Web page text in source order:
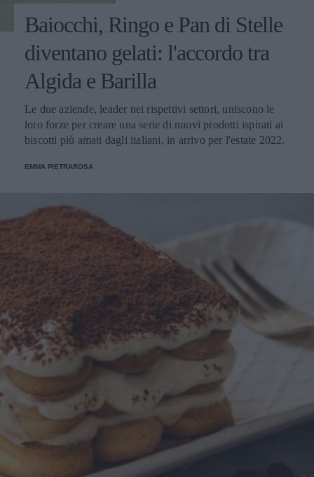
Baiocchi, Ringo e Pan di Stelle
diventano gelati: l'accordo tra
Algida e Barilla
Le due aziende, leader nei rispettivi settori, uniscono le
loro forze per creare una serie di nuovi prodotti ispirati ai
biscotti più amati dagli italiani, in arrivo per l'estate 2022.
EMMA PIETRAROSA